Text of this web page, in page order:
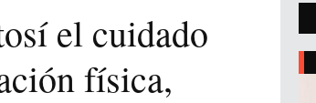
el cuidado
física,